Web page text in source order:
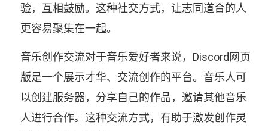
验，互相鼓励。这种社交方式，让志同道合的人
更容易聚集在一起。
音乐创作交流对于音乐爱好者来说，Discord网页
版是一个展示才华、交流创作的平台。音乐人可
以创建服务器，分享自己的作品，邀请其他音乐
人进行合作。这种交流方式，有助于激发创作灵